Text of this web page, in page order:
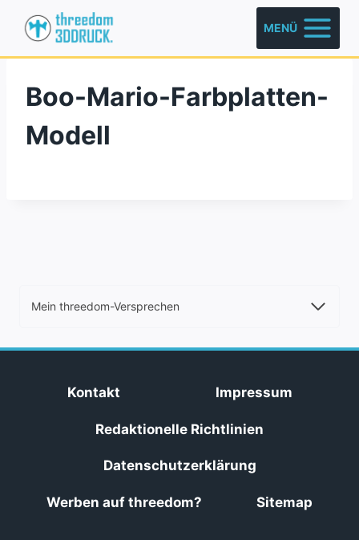
Inhalt
springen
MENÜ
Boo-Mario-Farbplatten-
Modell
Mein threedom-Versprechen
Kontakt Impressum
Redaktionelle Richtlinien
Datenschutzerklärung
Werben auf threedom? Sitemap